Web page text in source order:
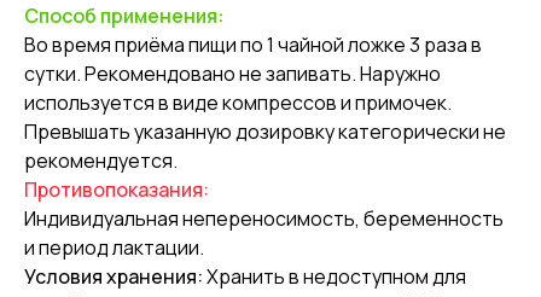
Способ применения:
Во время приёма пищи по 1 чайной ложке 3 раза в
сутки. Рекомендовано не запивать. Наружно
используется в виде компрессов и примочек.
Превышать указанную дозировку категорически не
рекомендуется.
Противопоказания:
Индивидуальная непереносимость, беременность
и период лактации.
Условия хранения:Хранить в недоступном для